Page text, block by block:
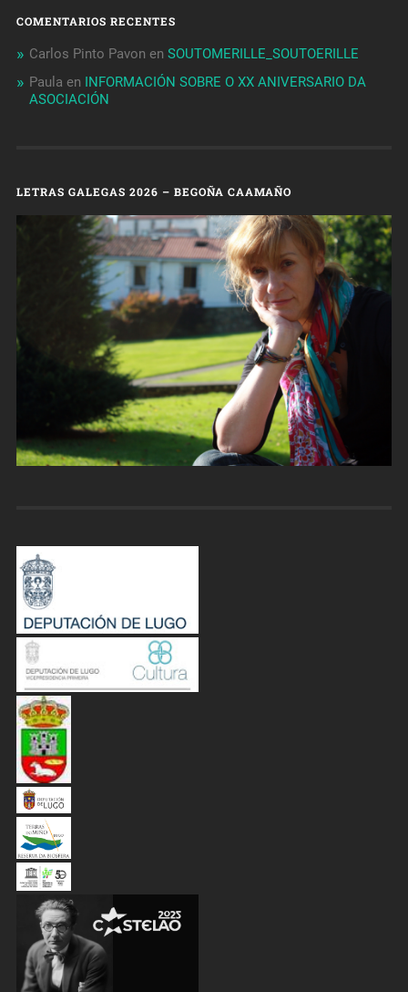
COMENTARIOS RECENTES
Carlos Pinto Pavon en SOUTOMERILLE_SOUTOERILLE
Paula en INFORMACIÓN SOBRE O XX ANIVERSARIO DA
ASOCIACIÓN
LETRAS GALEGAS 2026 – BEGOÑA CAAMAÑO